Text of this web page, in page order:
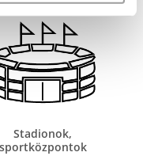
Stadionok,
sportközpontok